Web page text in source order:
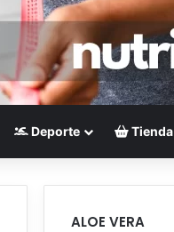
Deporte Tienda
ALOE VERA